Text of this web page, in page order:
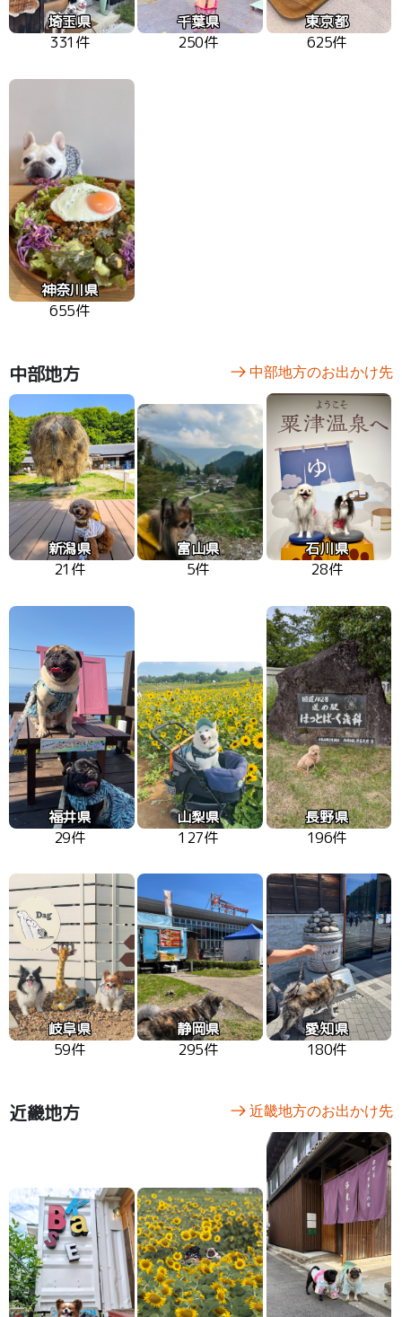
埼玉県
331件
千葉県
250件
東京都
625件
神奈川県
655件
中部地方 中部地方のお出かけ先
新潟県
21件
富山県
5件
石川県
28件
福井県
29件
山梨県
127件
長野県
196件
岐阜県
59件
静岡県
295件
愛知県
180件
近畿地方 近畿地方のお出かけ先